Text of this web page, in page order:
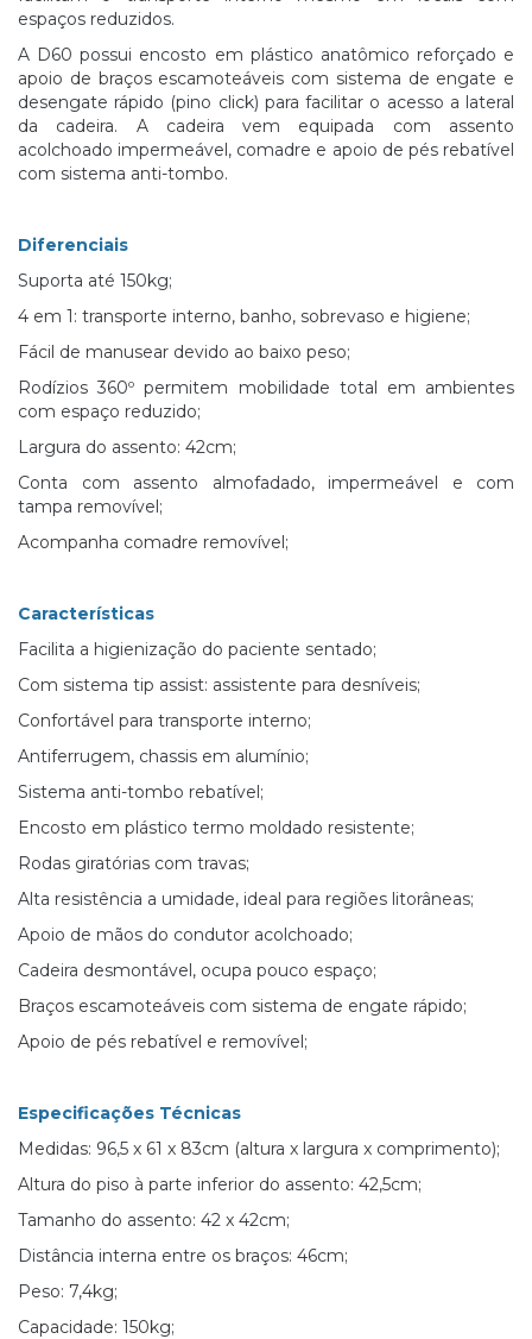
espaços reduzidos.
A D60 possui encosto em plástico anatômico reforçado e
apoio de braços escamoteáveis com sistema de engate e
desengate rápido (pino click) para facilitar o acesso a lateral
da cadeira. A cadeira vem equipada com assento
acolchoado impermeável, comadre e apoio de pés rebatível
com sistema anti-tombo.
Diferenciais
Suporta até 150kg;
4 em 1: transporte interno, banho, sobrevaso e higiene;
Fácil de manusear devido ao baixo peso;
Rodízios 360º permitem mobilidade total em ambientes
com espaço reduzido;
Largura do assento: 42cm;
Conta com assento almofadado, impermeável e com
tampa removível;
Acompanha comadre removível;
Características
Facilita a higienização do paciente sentado;
Com sistema tip assist: assistente para desníveis;
Confortável para transporte interno;
Antiferrugem, chassis em alumínio;
Sistema anti-tombo rebatível;
Encosto em plástico termo moldado resistente;
Rodas giratórias com travas;
Alta resistência a umidade, ideal para regiões litorâneas;
Apoio de mãos do condutor acolchoado;
Cadeira desmontável, ocupa pouco espaço;
Braços escamoteáveis com sistema de engate rápido;
Apoio de pés rebatível e removível;
Especificações Técnicas
Medidas: 96,5 x 61 x 83cm (altura x largura x comprimento);
Altura do piso à parte inferior do assento: 42,5cm;
Tamanho do assento: 42 x 42cm;
Distância interna entre os braços: 46cm;
Peso: 7,4kg;
Capacidade: 150kg;